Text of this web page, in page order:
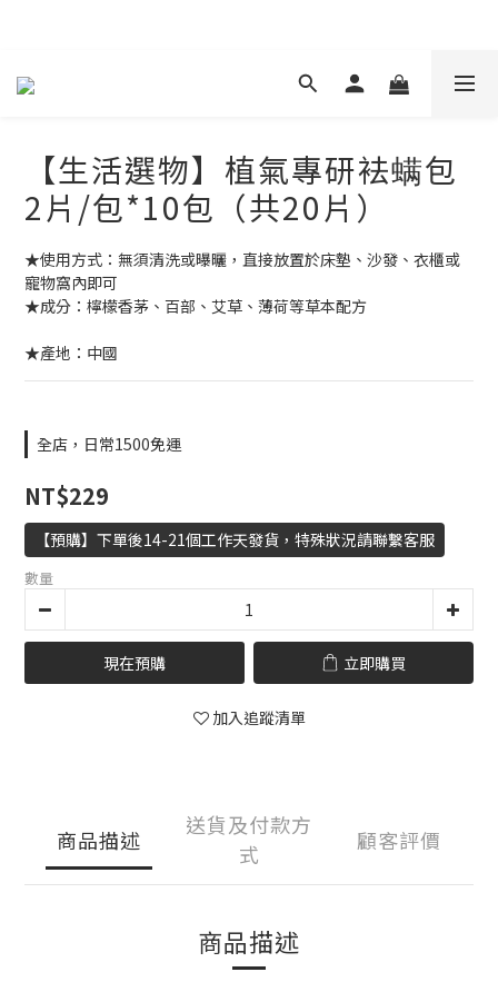
【生活選物】植氣專研袪螨包
2片/包*10包（共20片）
★使用方式：無須清洗或曝曬，直接放置於床墊、沙發、衣櫃或
寵物窩內即可
★成分：檸檬香茅、百部、艾草、薄荷等草本配方
★產地：中國
全店，日常1500免運
NT$229
【預購】下單後14-21個工作天發貨，特殊狀況請聯繫客服
數量
現在預購 立即購買
加入追蹤清單
商品描述
送貨及付款方
式
顧客評價
商品描述